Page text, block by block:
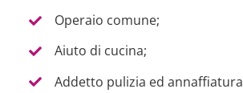
Operaio comune;
Aiuto di cucina;
Addetto pulizia ed